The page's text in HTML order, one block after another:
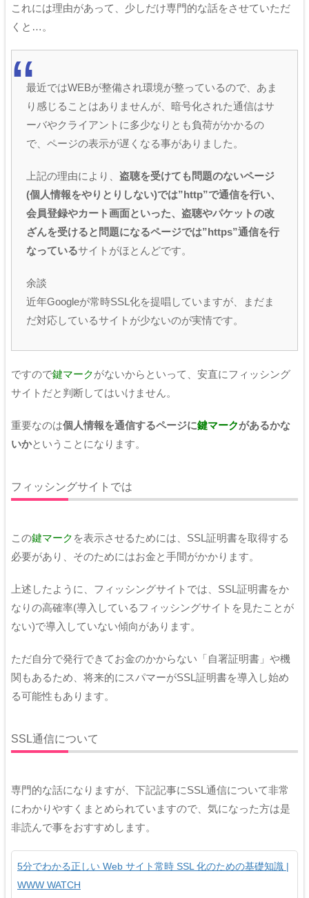
これには理由があって、少しだけ専門的な話をさせていただ
くと…。
最近ではWEBが整備され環境が整っているので、あま
り感じることはありませんが、暗号化された通信はサ
ーバやクライアントに多少なりとも負荷がかかるの
で、ページの表示が遅くなる事がありました。
上記の理由により、 盗聴を受けても問題のないページ
(個人情報をやりとりしない)では”http”で通信を行い、
会員登録やカート画面といった、盗聴やパケットの改
ざんを受けると問題になるページでは”https”通信を行
なっているサイトがほとんどです。
余談
近年Googleが常時SSL化を提唱していますが、まだま
だ対応しているサイトが少ないのが実情です。
ですので鍵マークがないからといって、安直にフィッシング
サイトだと判断してはいけません。
重要なのは個人情報を通信するページに鍵マークがあるかな
いかということになります。
フィッシングサイトでは
この鍵マーク を表示させるためには、SSL証明書を取得する
必要があり、そのためにはお金と手間がかかります。
上述したように、フィッシングサイトでは、SSL証明書をか
なりの高確率(導入しているフィッシングサイトを見たことが
ない)で導入していない傾向があります。
ただ自分で発行できてお金のかからない「自署証明書」や機
関もあるため、将来的にスパマーがSSL証明書を導入し始め
る可能性もあります。
SSL通信について
専門的な話になりますが、下記記事にSSL通信について非常
にわかりやすくまとめられていますので、気になった方は是
非読んで事をおすすめします。
5分でわかる正しい Web サイト常時 SSL 化のための基礎知識 |
WWW WATCH